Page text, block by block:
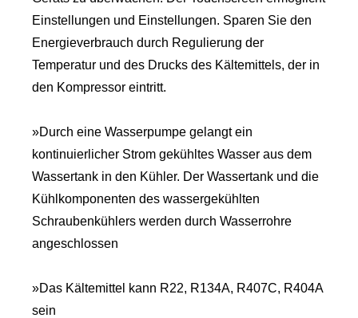
Einstellungen und Einstellungen. Sparen Sie den
Energieverbrauch durch Regulierung der
Temperatur und des Drucks des Kältemittels, der in
den Kompressor eintritt.
»Durch eine Wasserpumpe gelangt ein
kontinuierlicher Strom gekühltes Wasser aus dem
Wassertank in den Kühler. Der Wassertank und die
Kühlkomponenten des wassergekühlten
Schraubenkühlers werden durch Wasserrohre
angeschlossen
»Das Kältemittel kann R22, R134A, R407C, R404A
sein